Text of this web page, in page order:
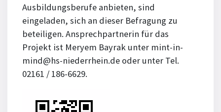
Ausbildungsberufe anbieten, sind
eingeladen, sich an dieser Befragung zu
beteiligen. Ansprechpartnerin für das
Projekt ist Meryem Bayrak unter mint-in-
mind@hs-niederrhein.de oder unter Tel.
02161 / 186-6629.